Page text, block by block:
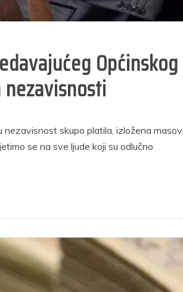
nezavisnost skupo platila, izložena
se na sve ljude koji su odlučno